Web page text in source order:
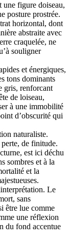
figure doiseau,
posture prostrée.
horizontal, dont
abstraite avec
craquelée, ne
souligner
et énergiques,
tons dominants
gris, renforcant
de loiseau,
à une immobilité
d’obscurité qui
naturaliste.
de finitude.
est ici déchu
sombres et à la
et la
Le
sans
être lue comme
une réflexion
du fond accentue